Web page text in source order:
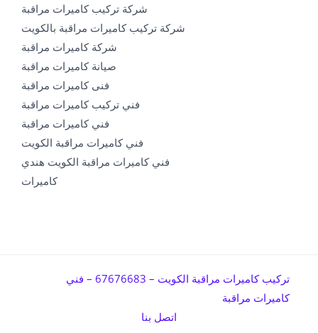
شركة تركيب كاميرات مراقبة
شركة تركيب كاميرات مراقبة بالكويت
شركة كاميرات مراقبة
صيانة كاميرات مراقبة
فنى كاميرات مراقبة
فني تركيب كاميرات مراقبة
فني كاميرات مراقبة
فني كاميرات مراقبة الكويت
فني كاميرات مراقبة الكويت هندي
كاميرات
تركيب كاميرات مراقبة الكويت – 67676683 – فني
كاميرات مراقبة
اتصل بنا